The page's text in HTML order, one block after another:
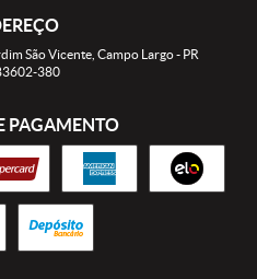
São Vicente, Campo Largo- PR
380
PAGAMENTO